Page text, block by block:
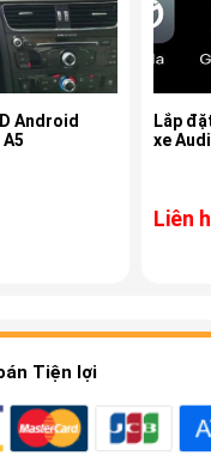
Android
Lắp
xe
Liên
Tiện lợi